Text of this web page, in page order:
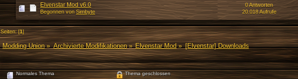
Elvenstar Mod v6.0
Begonnen von Simbyte
0 Antworten
20.018 Aufrufe
Seiten: [1]
Modding Union» Archivierte Modifikationen» Elvenstar Mod» [Elvenstar] Downloads
Normales Thema
Thema geschlossen